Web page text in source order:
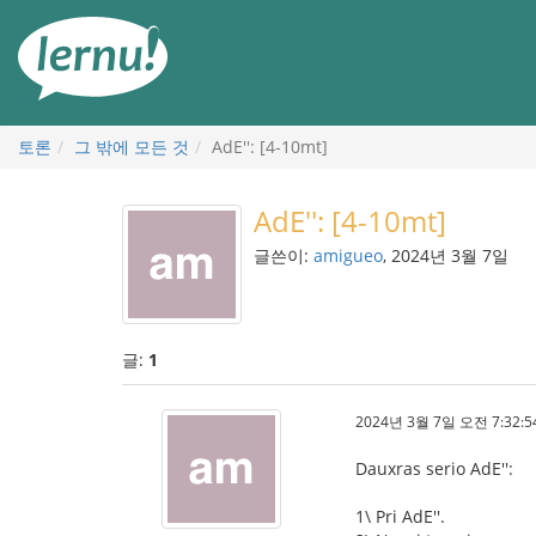
토론 그 밖에 모든 것 AdE'': [4-10mt]
AdE'': [4-10mt]
글쓴이: amigueo, 2024년 3월 7일
글: 1
2024년 3월 7일 오전
Dauxras serio AdE'':
1\ Pri AdE''.